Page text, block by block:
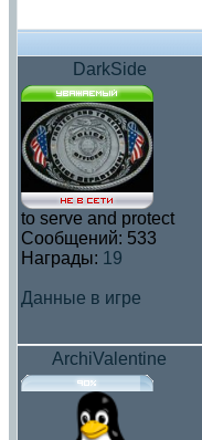
DarkSide
to serve and protect
Сообщений: 533
Награды: 19
Данные в игре
ArchiValentine